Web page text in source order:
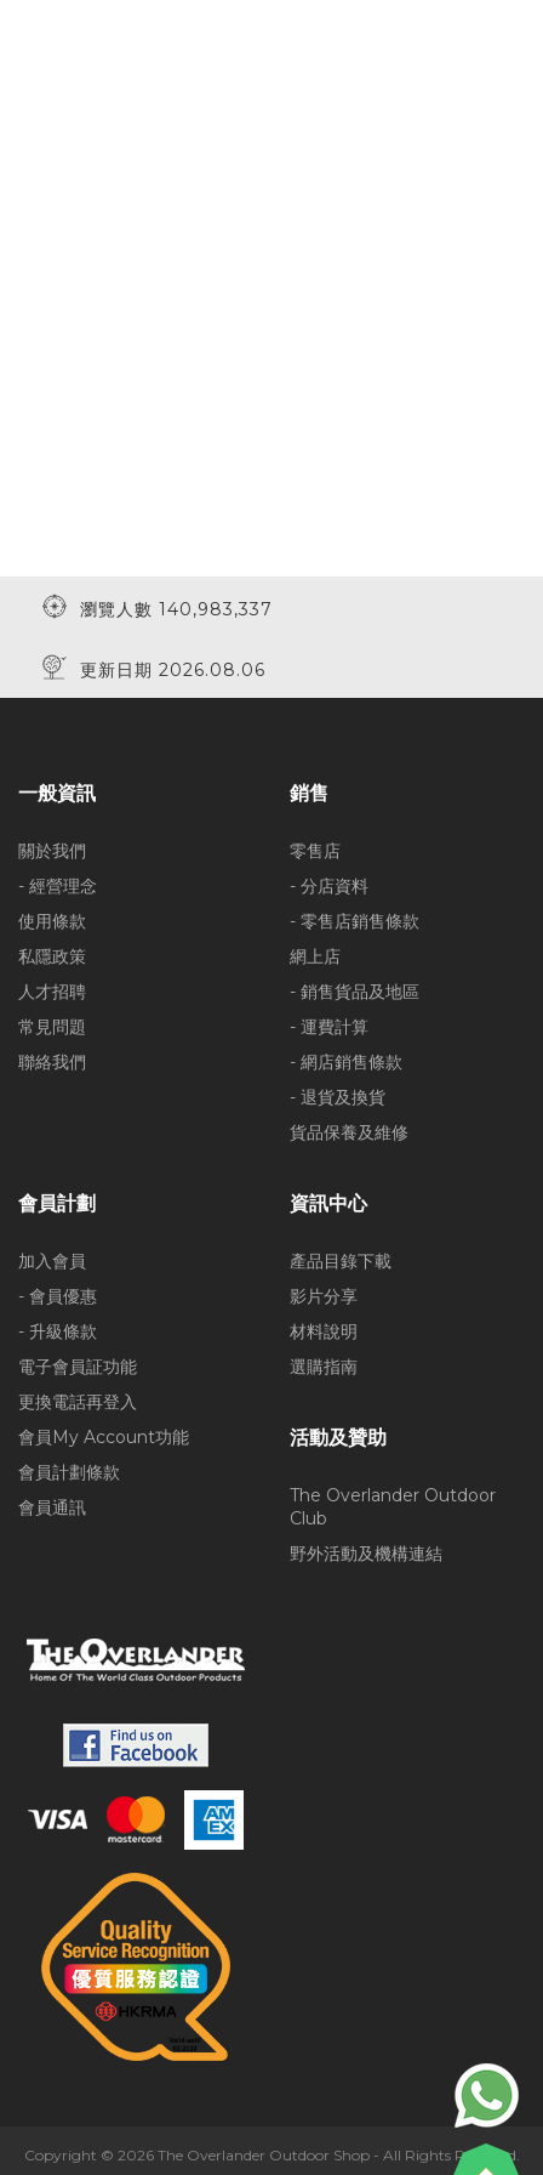
瀏覽人數 140,983,337
更新日期 2026.08.06
一般資訊
關於我們
- 經營理念
使用條款
私隱政策
人才招聘
常見問題
聯絡我們
銷售
零售店
- 分店資料
- 零售店銷售條款
網上店
- 銷售貨品及地區
- 運費計算
- 網店銷售條款
- 退貨及換貨
貨品保養及維修
會員計劃
加入會員
- 會員優惠
- 升級條款
電子會員証功能
更換電話再登入
會員My Account功能
會員計劃條款
會員通訊
資訊中心
產品目錄下載
影片分享
材料說明
選購指南
活動及贊助
The Overlander Outdoor
Club
野外活動及機構連結
Copyright © 2026 The Overlander Outdoor Shop - All Rights Reserved.